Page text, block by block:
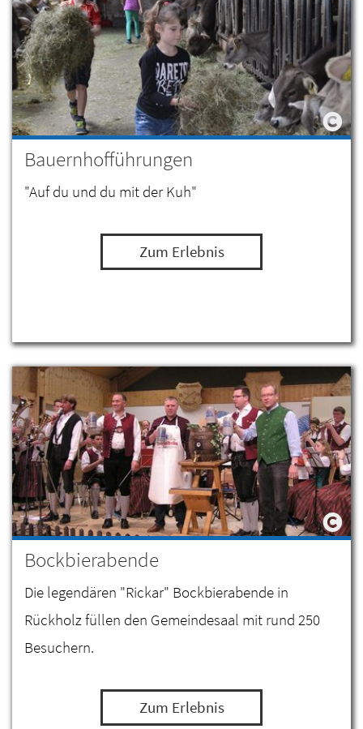
Bauernhofführungen
"Auf du und du mit der Kuh"
Zum Erlebnis
Bockbierabende
Die legendären "Rickar" Bockbierabende in
Rückholz füllen den Gemeindesaal mit rund 250
Besuchern.
Zum Erlebnis